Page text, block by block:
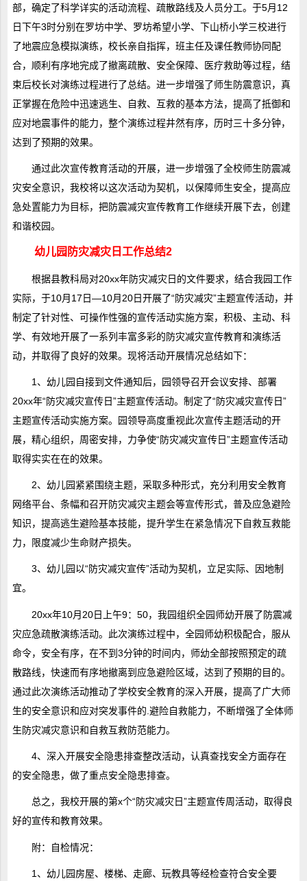
部，确定了科学详实的活动流程、疏散路线及人员分工。于5月12
日下午3时分别在罗坊中学、罗坊希望小学、下山桥小学三校进行
了地震应急模拟演练，校长亲自指挥，班主任及课任教师协同配
合，顺利有序地完成了撤离疏散、安全保障、医疗救助等过程，结
束后校长对演练过程进行了总结。进一步增强了师生防震意识，真
正掌握在危险中迅速逃生、自救、互救的基本方法，提高了抵御和
应对地震事件的能力，整个演练过程井然有序，历时三十多分钟，
达到了预期的效果。
通过此次宣传教育活动的开展，进一步增强了全校师生防震减
灾安全意识，我校将以这次活动为契机，以保障师生安全，提高应
急处置能力为目标，把防震减灾宣传教育工作继续开展下去，创建
和谐校园。
幼儿园防灾减灾日工作总结2
根据县教科局对20xx年防灾减灾日的文件要求，结合我园工作
实际，于10月17日—10月20日开展了“防灾减灾”主题宣传活动，并
制定了针对性、可操作性强的宣传活动实施方案，积极、主动、科
学、有效地开展了一系列丰富多彩的防灾减灾宣传教育和演练活
动，并取得了良好的效果。现将活动开展情况总结如下：
1、幼儿园自接到文件通知后，园领导召开会议安排、部署
20xx年“防灾减灾宣传日”主题宣传活动。制定了“防灾减灾宣传日”
主题宣传活动实施方案。园领导高度重视此次宣传主题活动的开
展，精心组织，周密安排，力争使“防灾减灾宣传日”主题宣传活动
取得实实在在的效果。
2、幼儿园紧紧围绕主题，采取多种形式，充分利用安全教育
网络平台、条幅和召开防灾减灾主题会等宣传形式，普及应急避险
知识，提高逃生避险基本技能，提升学生在紧急情况下自救互救能
力，限度减少生命财产损失。
3、幼儿园以“防灾减灾宣传”活动为契机，立足实际、因地制
宜。
20xx年10月20日上午9：50，我园组织全园师幼开展了防震减
灾应急疏散演练活动。此次演练过程中，全园师幼积极配合，服从
命令，安全有序，在不到3分钟的时间内，师幼全部按照预定的疏
散路线，快速而有序地撤离到应急避险区域，达到了预期的目的。
通过此次演练活动推动了学校安全教育的深入开展，提高了广大师
生的安全意识和应对突发事件的.避险自救能力，不断增强了全体师
生防灾减灾意识和自救互救防范能力。
4、深入开展安全隐患排查整改活动，认真查找安全方面存在
的安全隐患，做了重点安全隐患排查。
总之，我校开展的第x个“防灾减灾日”主题宣传周活动，取得良
好的宣传和教育效果。
附：自检情况：
1、幼儿园房屋、楼梯、走廊、玩教具等经检查符合安全要